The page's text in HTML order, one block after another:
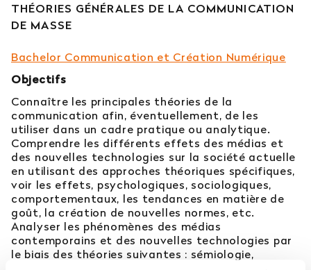
THÉORIES GÉNÉRALES DE LA COMMUNICATION
DE MASSE
Bachelor Communication et Création Numérique
Objectifs
Connaître les principales théories de la
communication afin, éventuellement, de les
utiliser dans un cadre pratique ou analytique.
Comprendre les différents effets des médias et
des nouvelles technologies sur la société actuelle
en utilisant des approches théoriques spécifiques,
voir les effets, psychologiques, sociologiques,
comportementaux, les tendances en matière de
goût, la création de nouvelles normes, etc.
Analyser les phénomènes des médias
contemporains et des nouvelles technologies par
le biais des théories suivantes : sémiologie,
Quelles sont les poursuites d’études ?
Orientation : vous ne trouvez
pas votre réponse ?
Contactez notre service orientation
04 81 92 60 83